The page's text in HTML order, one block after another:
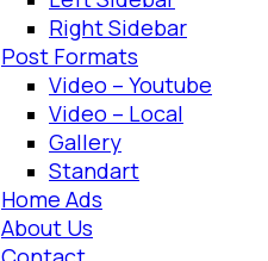
Right Sidebar
Post Formats
Video – Youtube
Video – Local
Gallery
Standart
Home Ads
About Us